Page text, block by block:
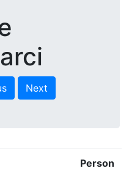
Next
Person